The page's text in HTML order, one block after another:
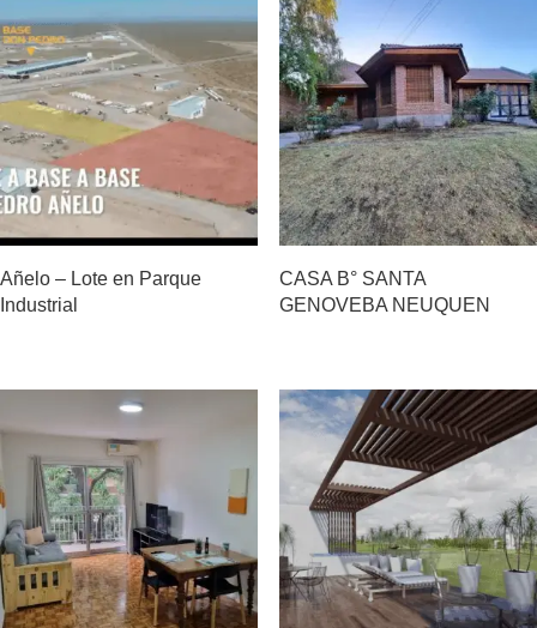
Añelo – Lote en Parque
Industrial
CASA B° SANTA
GENOVEBA NEUQUEN